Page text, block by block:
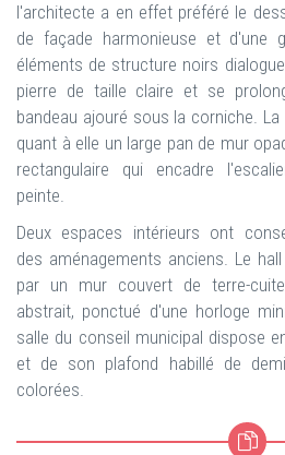
l'architecte a en effet préféré le
de façade harmonieuse et d'une
éléments de structure noirs
pierre de taille claire et se
bandeau ajouré sous la corniche.
quant à elle un large pan de mur
rectangulaire qui encadre
peinte.
Deux espaces intérieurs ont
des aménagements anciens. Le
par un mur couvert de terre-
abstrait, ponctué d'une horloge
salle du conseil municipal dispose
et de son plafond habillé de
colorées.